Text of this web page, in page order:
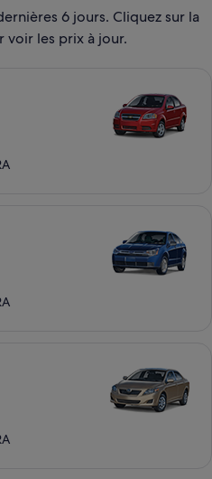
6 jours. Cliquez sur la
les prix à jour.